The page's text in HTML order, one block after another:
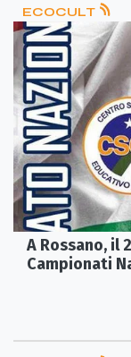
ECOCULT
A Rossano, il
Campionati